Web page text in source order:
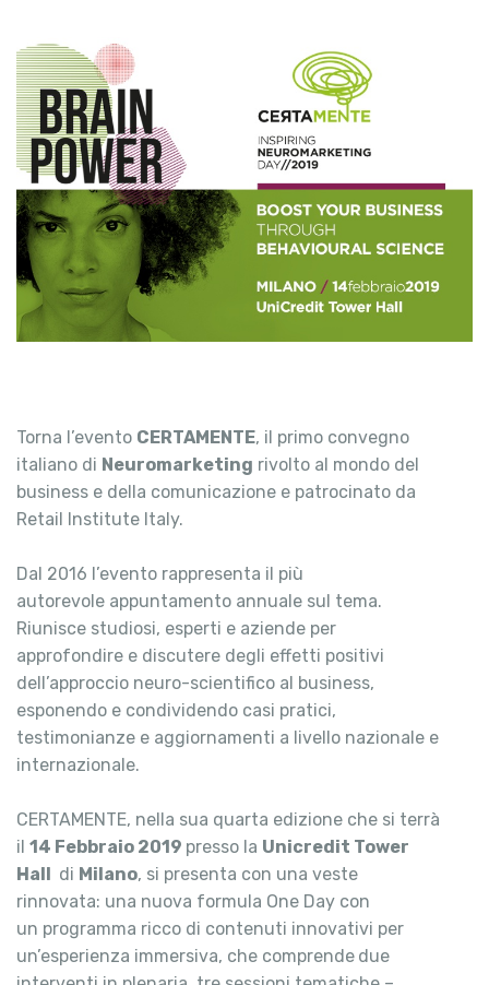
Torna l’evento CERTAMENTE, il primo convegno
italiano di Neuromarketing rivolto al mondo del
business e della comunicazione e patrocinato da
Retail Institute Italy.
Dal 2016 l’evento rappresenta il più
autorevole appuntamento annuale sul tema.
Riunisce studiosi, esperti e aziende per
approfondire e discutere degli effetti positivi
dell’approccio neuro-scientifico al business,
esponendo e condividendo casi pratici,
testimonianze e aggiornamenti a livello nazionale e
internazionale.
CERTAMENTE, nella sua quarta edizione che si terrà
il 14 Febbraio 2019 presso la Unicredit Tower
Hall di Milano, si presenta con una veste
rinnovata: una nuova formula One Day con
un programma ricco di contenuti innovativi per
un’esperienza immersiva, che comprende due